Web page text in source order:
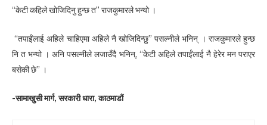
“केटी कहिले खोजिदिनु हुन्छ त” राजकुमारले भन्यो ।
“तपाईंलाई अहिले चाहिएमा अहिले नै खोजिदिन्छु” पसल्नीले भनिन् । राजकुमारले हुन्छ
नि त भन्यो । अनि पसल्नीले लजाउँदै भनिन्, “केटी अहिले तपाईंलाई नै हेरेर मन पराएर
बसेकी छे” ।
-सामाखुसी मार्ग, सरकारी धारा, काठमाडौं